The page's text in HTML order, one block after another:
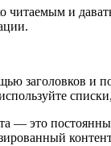
и
заголовков и
— это